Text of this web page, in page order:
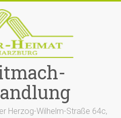
Herzog-Wilhelm-Straße 64c,